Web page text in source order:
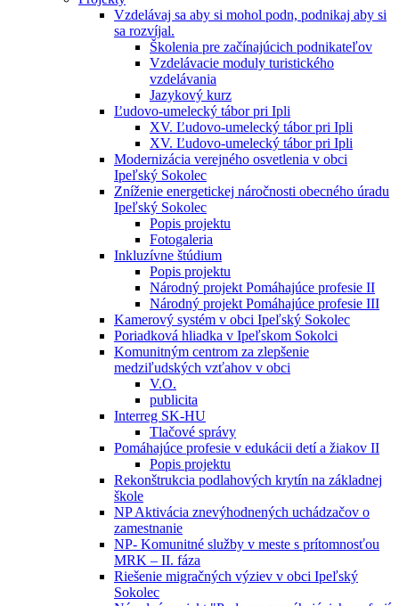
Vzdelávaj sa aby si mohol podn, podnikaj aby si
sa rozvíjal.
Školenia pre začínajúcich podnikateľov
Vzdelávacie moduly turistického
vzdelávania
Jazykový kurz
Ľudovo-umelecký tábor pri Ipli
XV. Ľudovo-umelecký tábor pri Ipli
XV. Ľudovo-umelecký tábor pri Ipli
Modernizácia verejného osvetlenia v obci
Ipeľský Sokolec
Zníženie energetickej náročnosti obecného úradu
Ipeľský Sokolec
Popis projektu
Fotogaleria
Inkluzívne štúdium
Popis projektu
Národný projekt Pomáhajúce profesie II
Národný projekt Pomáhajúce profesie III
Kamerový systém v obci Ipeľský Sokolec
Poriadková hliadka v Ipeľskom Sokolci
Komunitným centrom za zlepšenie
medziľudských vzťahov v obci
V.O.
publicita
Interreg SK-HU
Tlačové správy
Pomáhajúce profesie v edukácii detí a žiakov II
Popis projektu
Rekonštrukcia podlahových krytín na základnej
škole
NP Aktivácia znevýhodnených uchádzačov o
zamestnanie
NP- Komunitné služby v meste s prítomnosťou
MRK – II. fáza
Riešenie migračných výziev v obci Ipeľský
Sokolec